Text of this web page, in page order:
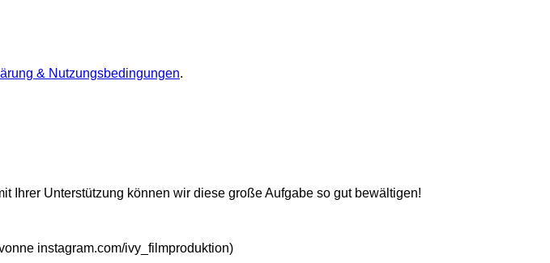
& Nutzungsbedingungen.
Ihrer Unterstützung können wir diese große Aufgabe so gut bewältigen!
instagram.com/ivy_filmproduktion)